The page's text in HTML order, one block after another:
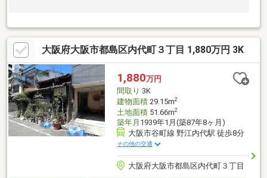
大阪府大阪市都島区内代町３丁目 1,880万円 3K
1,880万円
間取り 3K
建物面積29.15m2
土地面積51.66m2
築年月 1939年1月(築87年8ヶ月)
大阪市谷町線 野江内代駅 徒歩8分
その他の交通
大阪府大阪市都島区内代町３丁目